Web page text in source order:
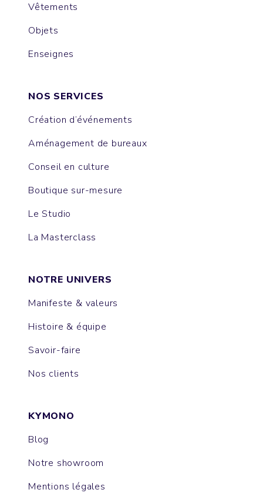
Vêtements
Objets
Enseignes
NOS SERVICES
Création d’événements
Aménagement de bureaux
Conseil en culture
Boutique sur-mesure
Le Studio
La Masterclass
NOTRE UNIVERS
Manifeste & valeurs
Histoire & équipe
Savoir-faire
Nos clients
KYMONO
Blog
Notre showroom
Mentions légales